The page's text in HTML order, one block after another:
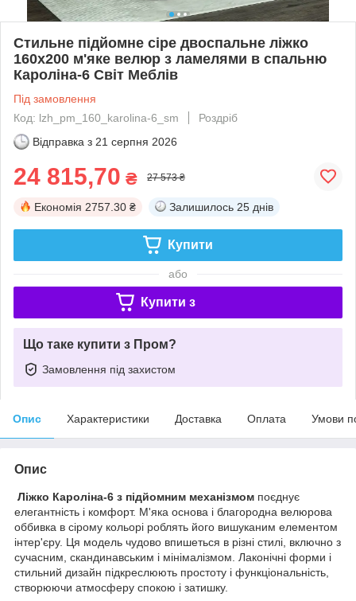
Стильне підйомне сіре двоспальне ліжко
160х200 м'яке велюр з ламелями в спальню
Кароліна-6 Світ Меблів
Під замовлення
Код: lzh_pm_160_karolina-6_sm
Роздріб
Відправка з 21 серпня 2026
24 815,70 ₴ 27 573 ₴
Економія 2757.30 ₴ Залишилось 25 днів
Купити
або
Купити з
Що таке купити з Пром?
Замовлення під захистом
Опис Характеристики Доставка Оплата Умови
Опис
Ліжко Кароліна-6 з підйомним механізмом поєднує
елегантність і комфорт. М'яка основа і благородна велюрова
оббивка в сірому кольорі роблять його вишуканим елементом
інтер'єру. Ця модель чудово впишеться в різні стилі, включно з
сучасним, скандинавським і мінімалізмом. Лаконічні форми і
стильний дизайн підкреслюють простоту і функціональність,
створюючи атмосферу спокою і затишку.